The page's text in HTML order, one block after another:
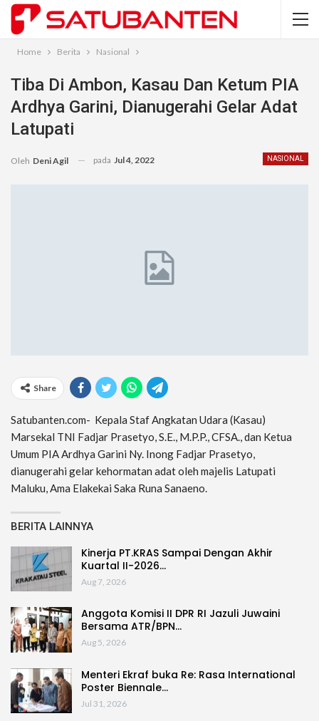
Home Berita Nasional
Tiba Di Ambon, Kasau Dan Ketum PIA
Ardhya Garini, Dianugerahi Gelar Adat
Latupati
NASIONAL
Oleh Deni Agil pada Jul 4, 2022
Share
Satubanten.com- Kepala Staf Angkatan Udara (Kasau)
Marsekal TNI Fadjar Prasetyo, S.E., M.P.P., CFSA., dan Ketua
Umum PIA Ardhya Garini Ny. Inong Fadjar Prasetyo,
dianugerahi gelar kehormatan adat oleh majelis Latupati
Maluku, Ama Elakekai Saka Runa Sanaeno.
BERITA LAINNYA
Kinerja PT.KRAS Sampai Dengan Akhir
Kuartal II-2026…
Aug 7, 2026
Anggota Komisi II DPR RI Jazuli Juwaini
Bersama ATR/BPN…
Aug 5, 2026
Menteri Ekraf buka Re: Rasa International
Poster Biennale…
Jul 31, 2026